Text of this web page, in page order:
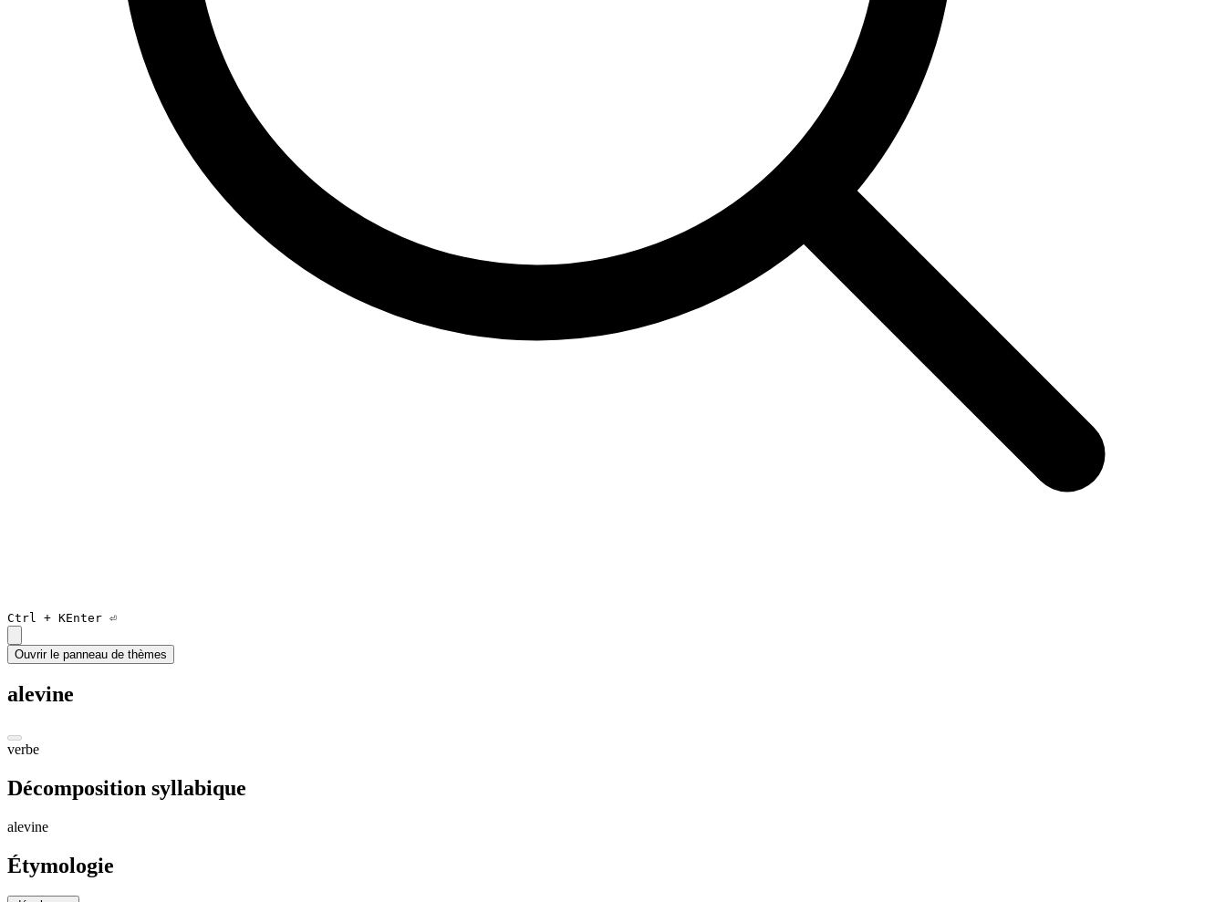
Ctrl + KEnter ⏎
Ouvrir le panneau de thèmes
alevine
verbe
Décomposition syllabique
alevine
Étymologie